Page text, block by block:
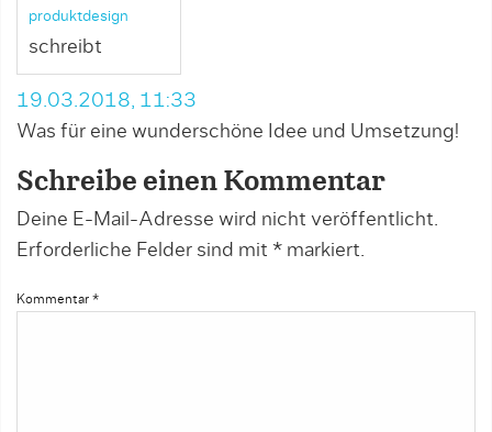
produktdesign
schreibt
19.03.2018, 11:33
Was für eine wunderschöne Idee und Umsetzung!
Schreibe einen Kommentar
Deine E-Mail-Adresse wird nicht veröffentlicht.
Erforderliche Felder sind mit * markiert.
Kommentar *